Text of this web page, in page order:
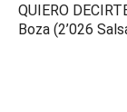
QUIERO
Boza (2’026